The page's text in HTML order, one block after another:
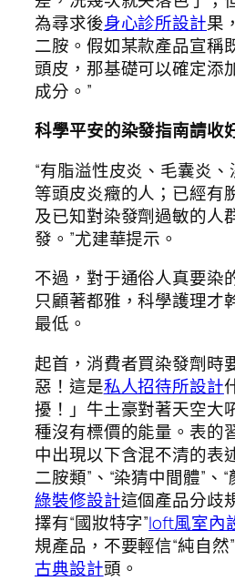
為尋求後身心診所設計果
二胺。假如某款產品宣稱
頭皮，那基礎可以確定添
成分。”
科學平安的染發指南請收
“有脂溢性皮炎、毛囊炎
等頭皮炎癥的人；已經有
及已知對染發劑過敏的人
發。”尤建華提示。
不過，對于通俗人真要染
只顧著都雅，科學護理才
最低。
起首，消費者買染發劑時
惡！這是私人招待所設計
擾！」牛土豪對著天空大
種沒有標價的能量。表的
中出現以下含混不清的表
二胺類”、“染猜中間體”、
綠裝修設計這個產品分歧
擇有“國妝特字”loft風室內
規產品，不要輕信“純自然
古典設計頭。